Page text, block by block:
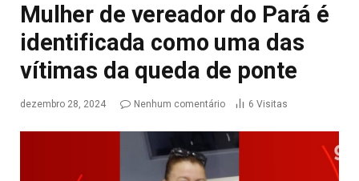
Mulher de vereador do Pará é
identificada como uma das
vítimas da queda de ponte
dezembro 28, 2024 Nenhum comentário 6 Visitas